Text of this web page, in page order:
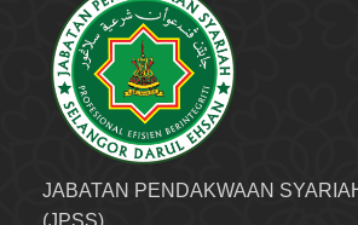
JABATAN PENDAKWAAN